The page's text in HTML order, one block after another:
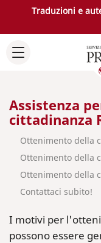
Traduzioni e
Assistenza
cittadinanza
Ottenimento della
Ottenimento della
Ottenimento della
Contattaci subito!
I motivi per
possono essere